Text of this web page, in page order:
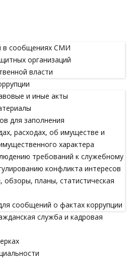
в сообщениях СМИ
организаций
власти
и иные акты
для заполнения
расходах, об имуществе и
характера
требований к служебному
конфликта интересов
планы, статистическая
сообщений о фактах коррупции
служба и кадровая